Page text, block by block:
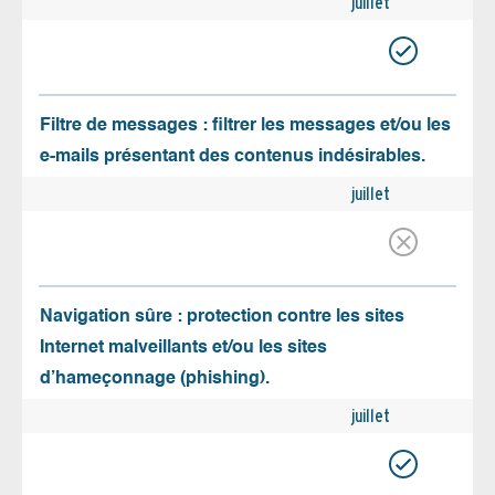
Filtre de messages : filtrer les messages et/ou les
e-mails présentant des contenus indésirables.
juillet
Navigation sûre : protection contre les sites
Internet malveillants et/ou les sites
d’hameçonnage (phishing).
juillet